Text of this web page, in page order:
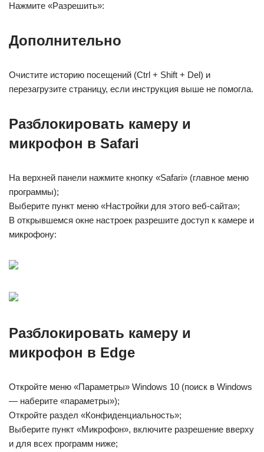
Нажмите «Разрешить»:
Дополнительно
Очистите историю посещений (Ctrl + Shift + Del) и
перезагрузите страницу, если инструкция выше не помогла.
Разблокировать камеру и
микрофон в Safari
На верхней панели нажмите кнопку «Safari» (главное меню
программы);
Выберите пункт меню «Настройки для этого веб-сайта»;
В открывшемся окне настроек разрешите доступ к камере и
микрофону:
Разблокировать камеру и
микрофон в Edge
Откройте меню «Параметры» Windows 10 (поиск в Windows
— наберите «параметры»);
Откройте раздел «Конфиденциальность»;
Выберите пункт «Микрофон», включите разрешение вверху
и для всех программ ниже;